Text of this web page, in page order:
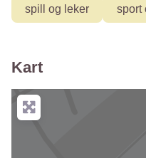
spill og leker sport
Kart